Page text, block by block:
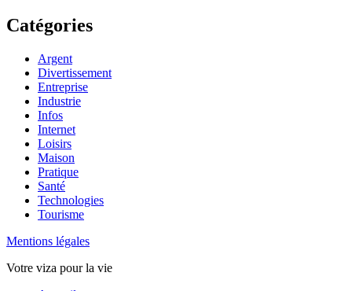
Catégories
Argent
Divertissement
Entreprise
Industrie
Infos
Internet
Loisirs
Maison
Pratique
Santé
Technologies
Tourisme
Mentions légales
Votre viza pour la vie